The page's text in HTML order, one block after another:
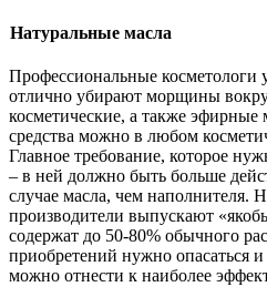
Натуральные масла
Профессиональные косметологи
отлично убирают морщины
косметические, а также эфирные
средства можно в любом
Главное требование, которое
– в ней должно быть больше
случае масла, чем наполнителя.
производители выпускают
содержат до 50-80% обычного
приобретений нужно опасаться
можно отнести к наиболее